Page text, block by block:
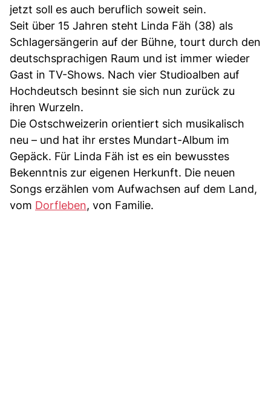
jetzt soll es auch beruflich soweit sein.
Seit über 15 Jahren steht Linda Fäh (38) als
Schlagersängerin auf der Bühne, tourt durch den
deutschsprachigen Raum und ist immer wieder
Gast in TV-Shows. Nach vier Studioalben auf
Hochdeutsch besinnt sie sich nun zurück zu
ihren Wurzeln.
Die Ostschweizerin orientiert sich musikalisch
neu – und hat ihr erstes Mundart-Album im
Gepäck. Für Linda Fäh ist es ein bewusstes
Bekenntnis zur eigenen Herkunft. Die neuen
Songs erzählen vom Aufwachsen auf dem Land,
vom Dorfleben, von Familie.